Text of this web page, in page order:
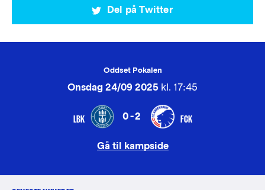
Del på Twitter
Oddset Pokalen
Onsdag 24/09 2025 kl. 17:45
LBK 0-2 FCK
Gå til kampside